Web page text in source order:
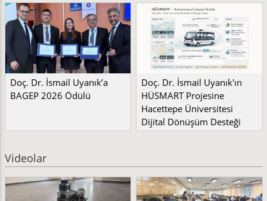
Doç. Dr. İsmail Uyanık’a
BAGEP 2026 Ödülü
Doç. Dr. İsmail Uyanık'ın
HÜSMART Projesine
Hacettepe Üniversitesi
Dijital Dönüşüm Desteği
Videolar